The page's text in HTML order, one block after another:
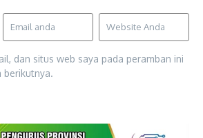
dan situs web saya pada peramban ini
berikutnya.